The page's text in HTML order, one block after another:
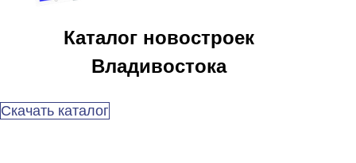
Каталог новостроек
Владивостока
Скачать каталог